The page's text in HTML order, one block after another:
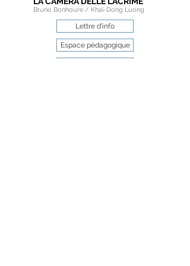
Bruno Bonhoure / Khaï-Dong Luong
Lettre d'info
Espace pédagogique